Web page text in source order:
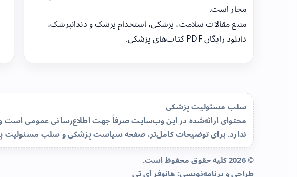
مجاز است.
منبع مقالات سلامت، پزشکی، استخدام پزشک و دندانپزشک،
دانلود رایگان PDF کتاب‌های پزشکی.
سلب مسئولیت پزشکی
محتوای ارائه‌شده در این وب‌سایت صرفاً جهت اطلاع‌رسانی عمومی است
ندارد. برای توضیحات کامل‌تر، صفحهسیاست پزشکی و سلب مسئولیت
© 2026 کلیه حقوق محفوظ است.
طراحی و برنامه‌نویسی: هانوفر آی تی